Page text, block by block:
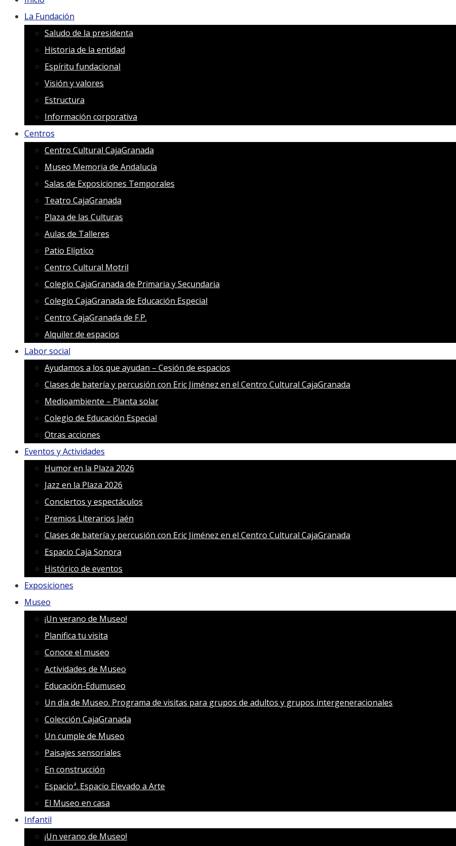
La Fundación
Saludo de la presidenta
Historia de la entidad
Espíritu fundacional
Visión y valores
Estructura
Información corporativa
Centros
Centro Cultural CajaGranada
Museo Memoria de Andalucía
Salas de Exposiciones Temporales
Teatro CajaGranada
Plaza de las Culturas
Aulas de Talleres
Patio Elíptico
Centro Cultural Motril
Colegio CajaGranada de Primaria y Secundaria
Colegio CajaGranada de Educación Especial
Centro CajaGranada de F.P.
Alquiler de espacios
Labor social
Ayudamos a los que ayudan – Cesión de espacios
Clases de batería y percusión con Eric Jiménez en el Centro Cultural CajaGranada
Medioambiente – Planta solar
Colegio de Educación Especial
Otras acciones
Eventos y Actividades
Humor en la Plaza 2026
Jazz en la Plaza 2026
Conciertos y espectáculos
Premios Literarios Jaén
Clases de batería y percusión con Eric Jiménez en el Centro Cultural CajaGranada
Espacio Caja Sonora
Histórico de eventos
Exposiciones
Museo
¡Un verano de Museo!
Planifica tu visita
Conoce el museo
Actividades de Museo
Educación-Edumuseo
Un día de Museo. Programa de visitas para grupos de adultos y grupos intergeneracionales
Colección CajaGranada
Un cumple de Museo
Paisajes sensoriales
En construcción
Espacioª. Espacio Elevado a Arte
El Museo en casa
Infantil
¡Un verano de Museo!